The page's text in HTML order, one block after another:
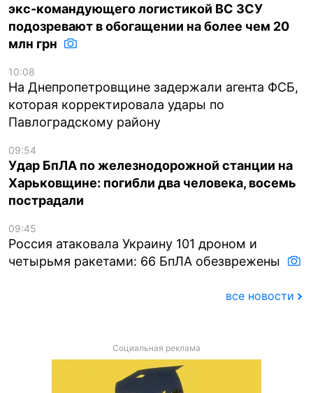
экс-командующего логистикой ВС ЗСУ
подозревают в обогащении на более чем 20
млн грн
10:08
На Днепропетровщине задержали агента ФСБ,
которая корректировала удары по
Павлоградскому району
09:54
Удар БпЛА по железнодорожной станции на
Харьковщине: погибли два человека, восемь
пострадали
09:45
Россия атаковала Украину 101 дроном и
четырьмя ракетами: 66 БпЛА обезврежены
все новости
Социальная реклама